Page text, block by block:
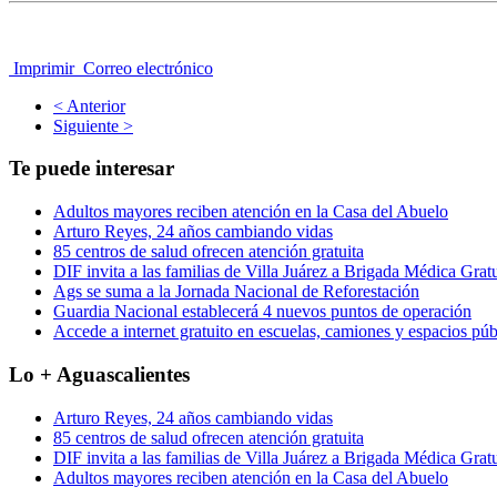
Imprimir Correo electrónico
< Anterior
Siguiente >
Te puede interesar
Adultos mayores reciben atención en la Casa del Abuelo
Arturo Reyes, 24 años cambiando vidas
85 centros de salud ofrecen atención gratuita
DIF invita a las familias de Villa Juárez a Brigada Médica
Ags se suma a la Jornada Nacional de Reforestación
Guardia Nacional establecerá 4 nuevos puntos de operación
Accede a internet gratuito en escuelas, camiones y espacios
Lo + Aguascalientes
Arturo Reyes, 24 años cambiando vidas
85 centros de salud ofrecen atención gratuita
DIF invita a las familias de Villa Juárez a Brigada Médica
Adultos mayores reciben atención en la Casa del Abuelo